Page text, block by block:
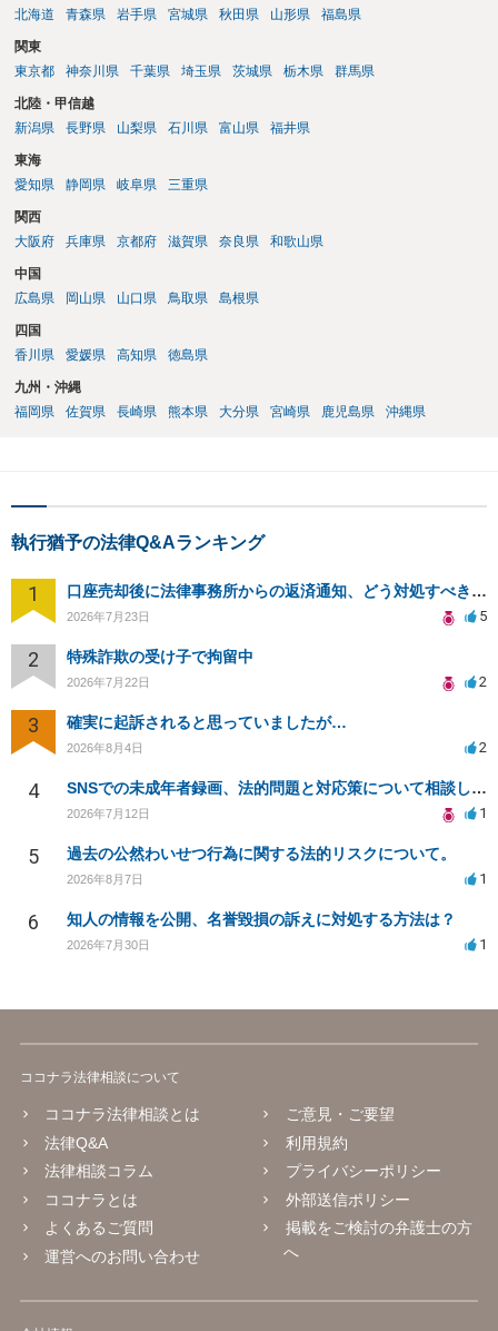
北海道
青森県 岩手県 宮城県 秋田県 山形県 福島県
関東
東京都
神奈川県 千葉県 埼玉県 茨城県 栃木県 群馬県
北陸・甲信越
新潟県
長野県 山梨県 石川県 富山県 福井県
東海
愛知県
静岡県 岐阜県 三重県
関西
大阪府
兵庫県 京都府 滋賀県 奈良県 和歌山県
中国
広島県
岡山県 山口県 鳥取県 島根県
四国
香川県
愛媛県 高知県 徳島県
九州・沖縄
福岡県
佐賀県 長崎県 熊本県 大分県 宮崎県 鹿児島県 沖縄県
執行猶予の法律Q&Aランキング
1 口座売却後に法律事務所からの返済通知、どう対処すべきか？
2026年7月23日 5
2 特殊詐欺の受け子で拘留中
2026年7月22日 2
3 確実に起訴されると思っていましたが…
2026年8月4日 2
4 SNSでの未成年者録画、法的問題と対応策について相談したい
2026年7月12日 1
5 過去の公然わいせつ行為に関する法的リスクについて。
2026年8月7日 1
6 知人の情報を公開、名誉毀損の訴えに対処する方法は？
2026年7月30日 1
ココナラ法律相談について
ココナラ法律相談とは
法律Q&A
法律相談コラム
ココナラとは
よくあるご質問
運営へのお問い合わせ
ご意見・ご要望
利用規約
プライバシーポリシー
外部送信ポリシー
掲載をご検討の弁護士の方
へ